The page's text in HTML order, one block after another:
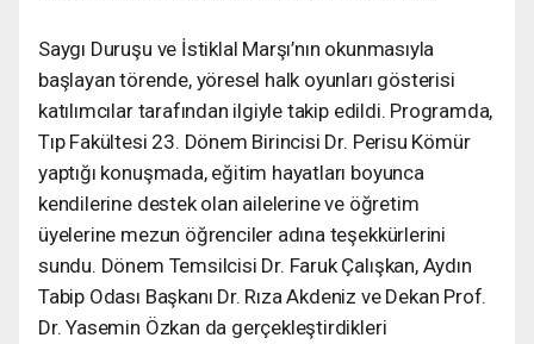
Saygı Duruşu ve İstiklal Marşı’nın okunmasıyla
başlayan törende, yöresel halk oyunları gösterisi
katılımcılar tarafından ilgiyle takip edildi. Programda,
Tıp Fakültesi 23. Dönem Birincisi Dr. Perisu Kömür
yaptığı konuşmada, eğitim hayatları boyunca
kendilerine destek olan ailelerine ve öğretim
üyelerine mezun öğrenciler adına teşekkürlerini
sundu. Dönem Temsilcisi Dr. Faruk Çalışkan, Aydın
Tabip Odası Başkanı Dr. Rıza Akdeniz ve Dekan Prof.
Dr. Yasemin Özkan da gerçekleştirdikleri